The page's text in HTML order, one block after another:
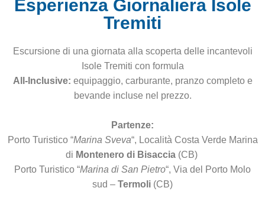
Esperienza Giornaliera Isole
Tremiti
Escursione di una giornata alla scoperta delle incantevoli
Isole Tremiti con formula
All-Inclusive: equipaggio, carburante, pranzo completo e
bevande incluse nel prezzo.
Partenze:
Porto Turistico “Marina Sveva“, Località Costa Verde Marina
di Montenero di Bisaccia(CB)
Porto Turistico “Marina di San Pietro“, Via del Porto Molo
sud – Termoli (CB)